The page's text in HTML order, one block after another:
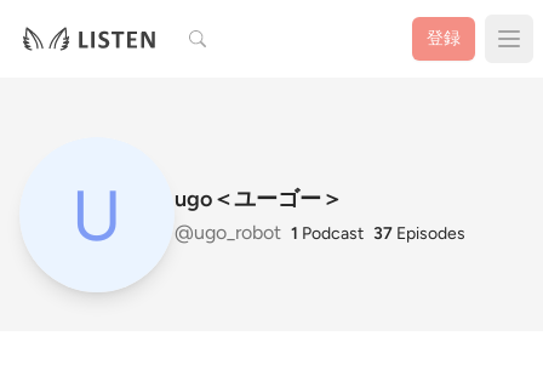
検索 登録
ugo＜ユーゴー＞
@ugo_robot 1 Podcast 37 Episodes